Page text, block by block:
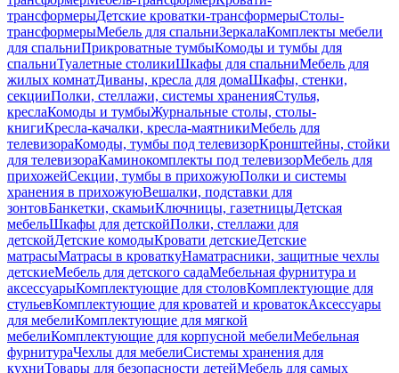
трансформерыДетские кроватки-трансформерыСтолы-
трансформерыМебель для спальниЗеркалаКомплекты мебели
для спальниПрикроватные тумбыКомоды и тумбы для
спальниТуалетные столикиШкафы для спальниМебель для
жилых комнатДиваны, кресла для домаШкафы, стенки,
секцииПолки, стеллажи, системы храненияСтулья,
креслаКомоды и тумбыЖурнальные столы, столы-
книгиКресла-качалки, кресла-маятникиМебель для
телевизораКомоды, тумбы под телевизорКронштейны, стойки
для телевизораКаминокомплекты под телевизорМебель для
прихожейСекции, тумбы в прихожуюПолки и системы
хранения в прихожуюВешалки, подставки для
зонтовБанкетки, скамьиКлючницы, газетницыДетская
мебельШкафы для детскойПолки, стеллажи для
детскойДетские комодыКровати детскиеДетские
матрасыМатрасы в кроваткуНаматрасники, защитные чехлы
детскиеМебель для детского садаМебельная фурнитура и
аксессуарыКомплектующие для столовКомплектующие для
стульевКомплектующие для кроватей и кроватокАксессуары
для мебелиКомплектующие для мягкой
мебелиКомплектующие для корпусной мебелиМебельная
фурнитураЧехлы для мебелиСистемы хранения для
кухниТовары для безопасности детейМебель для самых